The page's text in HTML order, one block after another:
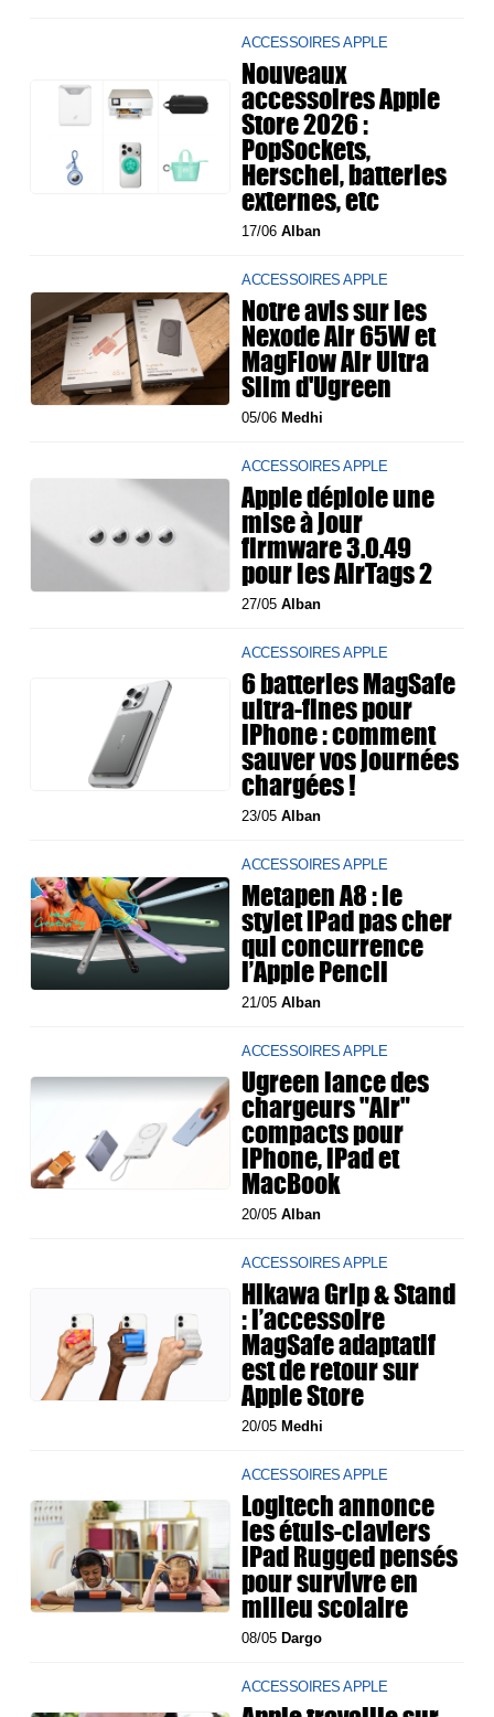
ACCESSOIRES APPLE
Nouveaux
accessoires Apple
Store 2026 :
PopSockets,
Herschel, batteries
externes, etc
17/06Alban
ACCESSOIRES APPLE
Notre avis sur les
Nexode Air 65W et
MagFlow Air Ultra
Slim d'Ugreen
05/06 Medhi
ACCESSOIRES APPLE
Apple déploie une
mise à jour
firmware 3.0.49
pour les AirTags 2
27/05Alban
ACCESSOIRES APPLE
6 batteries MagSafe
ultra-fines pour
iPhone : comment
sauver vos journées
chargées !
23/05Alban
ACCESSOIRES APPLE
Metapen A8 : le
stylet iPad pas cher
qui concurrence
l’Apple Pencil
21/05Alban
ACCESSOIRES APPLE
Ugreen lance des
chargeurs "Air"
compacts pour
iPhone, iPad et
MacBook
20/05Alban
ACCESSOIRES APPLE
Hikawa Grip & Stand
: l’accessoire
MagSafe adaptatif
est de retour sur
Apple Store
20/05 Medhi
ACCESSOIRES APPLE
Logitech annonce
les étuis-claviers
iPad Rugged pensés
pour survivre en
milieu scolaire
08/05 Dargo
ACCESSOIRES APPLE